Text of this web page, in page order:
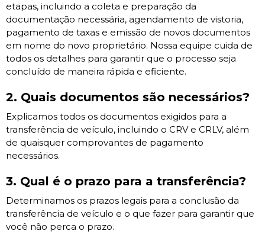
etapas, incluindo a coleta e preparação da
documentação necessária, agendamento de vistoria,
pagamento de taxas e emissão de novos documentos
em nome do novo proprietário. Nossa equipe cuida de
todos os detalhes para garantir que o processo seja
concluído de maneira rápida e eficiente.
2. Quais documentos são necessários?
Explicamos todos os documentos exigidos para a
transferência de veículo, incluindo o CRV e CRLV, além
de quaisquer comprovantes de pagamento
necessários.
3. Qual é o prazo para a transferência?
Determinamos os prazos legais para a conclusão da
transferência de veículo e o que fazer para garantir que
você não perca o prazo.